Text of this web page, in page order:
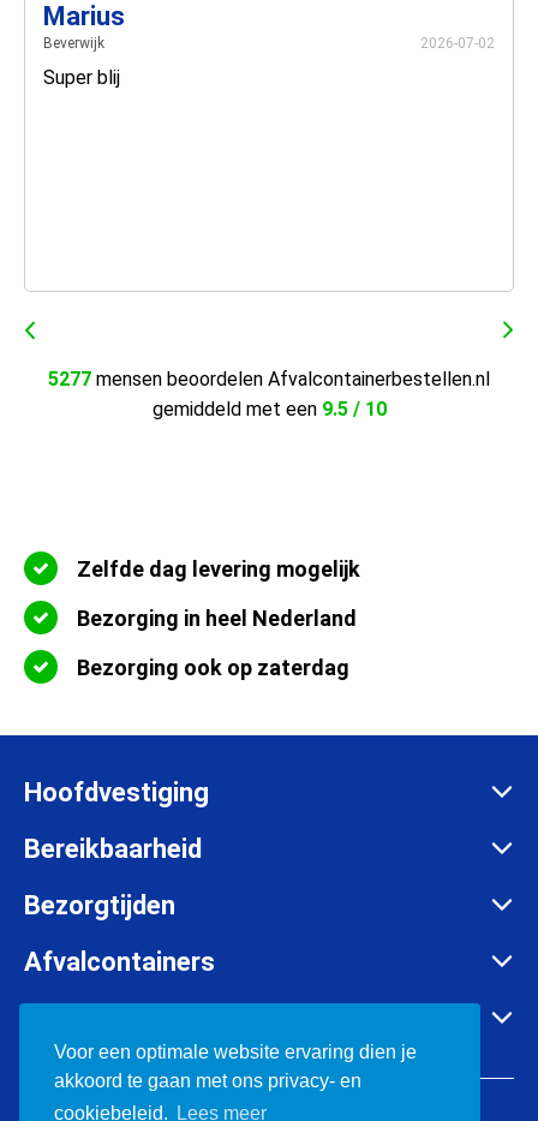
Marius
Beverwijk 2026-07-02
Super blij
5277 mensen beoordelen Afvalcontainerbestellen.nl
gemiddeld met een 9.5 / 10
Zelfde dag levering mogelijk
Bezorging in heel Nederland
Bezorging ook op zaterdag
Hoofdvestiging
Zadelmakersstraat 26
info@afvalcontainerbestellen.nl
085-3034777
BTW: NL852697302B01
Bereikbaarheid
Maandag t/m vrijdag:
Bezorgtijden
Maandag t/m vrijdag:
Van 08:00 tot 12:00 uur
Afvalcontainers
Container huren
Bouwafval containers
Friesland
© 2026 Afvalcontainerbestellen.nl
Voor een optimale website ervaring dien je
akkoord te gaan met ons privacy- en
cookiebeleid.
Lees meer